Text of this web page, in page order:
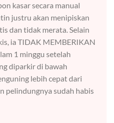
kasar secara manual
justru akan menipiskan
dan tidak merata. Selain
ia TIDAK MEMBERIKAN
1 minggu setelah
diparkir di bawah
lebih cepat dari
pelindungnya sudah habis